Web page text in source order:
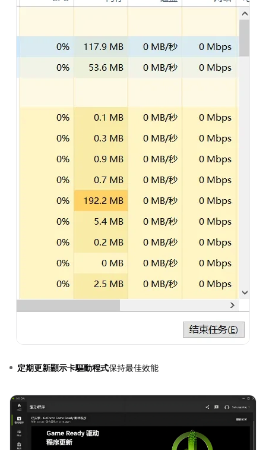
定期更新顯示卡驅動程式保持最佳效能